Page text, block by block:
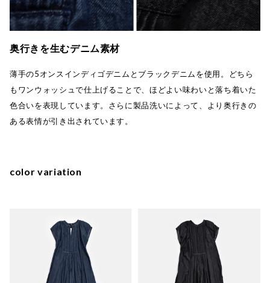
奥行きを生むデニム素材
薄手の5オンスインディゴデニムとブラックデニムを使用。どちら
もワンウォッシュで仕上げることで、ほどよい味わいと落ち着いた
色合いを表現しています。さらに製品洗いによって、より奥行きの
ある表情が引き出されています。
color variation